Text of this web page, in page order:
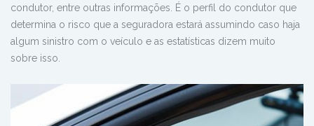
condutor, entre outras informações. É o perfil do condutor que
determina o risco que a seguradora estará assumindo caso haja
algum sinistro com o veículo e as estatísticas dizem muito
sobre isso.